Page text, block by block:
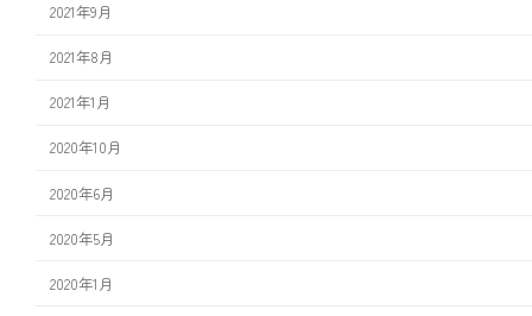
2021年9月
2021年8月
2021年1月
2020年10月
2020年6月
2020年5月
2020年1月